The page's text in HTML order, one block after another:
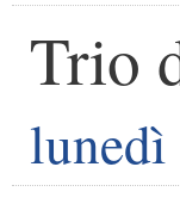
Trio
lunedì